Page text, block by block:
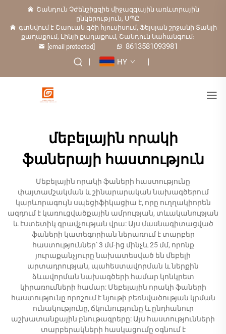
Շանդուն Չժենշիցզիե միջազգային առևտրային
ընկերություն, ՍՊԸ
գտնվում է Շաուան գծի հյուսիսում, Ֆեյսյան շրջանի Տանյի
քաղաքում, Լինյի քաղաքում, Շանդուն նահանգում։
[email protected]
8613581093981
HY
մեբելային որակի
ֆաներայի հաստություն
Մեբելային որակի ֆաների հաստությունը
փայտամշակման և շինարարական նախագծերում
կարևորագույն սպեցիֆիկացիա է, որը ուղղակիորեն
ազդում է կառուցվածքային ամրության, տևականության
և էստետիկ գրավչության վրա: Այս մասնագիտացված
ֆաների կատեգորիան ներառում է տարբեր
հաստություններ՝ 3 մմ-ից մինչև 25 մմ, որոնք
յուրաքանչյուրը նախատեսված են մեբելի
արտադրության, պահեստավորման և ներքին
ձևավորման նախագծերի համար կոնկրետ
կիրառումների համար: Մեբելային որակի ֆաների
հաստությունը որոշում է նյութի բեռնվածության կրման
ունակությունը, ճկունությունը և ընդհանուր
աշխատանքային բնութագրերը: Այս հաստությունների
տարբերակների հասկացումը օգնում է